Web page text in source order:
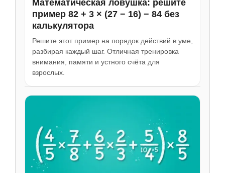
Математическая ловушка: решите
пример 82 + 3 × (27 − 16) − 84 без
калькулятора
Решите этот пример на порядок действий в уме,
разбирая каждый шаг. Отличная тренировка
внимания, памяти и устного счёта для
взрослых.